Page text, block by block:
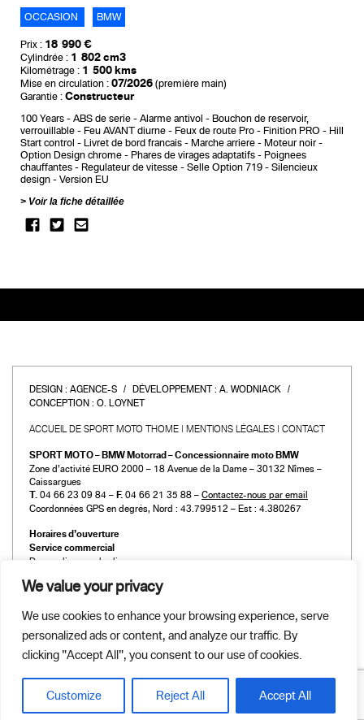
We value your privacy
We use cookies to enhance your browsing experience, serve
personalized ads or content, and analyze our traffic. By
clicking "Accept All", you consent to our use of cookies.
Customize Reject All Accept All
OCCASION BMW
Prix : 18 990 €
Cylindrée : 1 802 cm3
Kilométrage : 1 500 kms
Mise en circulation : 07/2026 (première main)
Garantie : Constructeur
100 Years ABS de serie Alarme antivol
Bouchon de reservoir,
verrouillable
Feu AVANT diurne Feux de route Pro Finition PRO
Hill
Start control
Livret de bord francais Marche arriere
Moteur noir
Option Design chrome
Phares de virages adaptatifs
Poignees
chauffantes
Regulateur de vitesse Selle Option 719
Silencieux
design
Version EU
Voir la fiche détaillée
DESIGN : AGENCE-S DÉVELOPPEMENT : A. WODNIACK
CONCEPTION : O. LOYNET
ACCUEIL DE SPORT MOTO THOME MENTIONS LÉGALES CONTACT
SPORT MOTO – BMW Motorrad – Concessionnaire moto BMW
Zone d’activité EURO 2000 – 18 Avenue de la Dame – 30132 Nîmes –
Caissargues
T. 04 66 23 09 84 – F. 04 66 21 35 88 – Contactez-nous par email
Coordonnées GPS en degrés, Nord : 43.799512 – Est : 4.380267
Horaires d’ouverture
Service commercial
Du mardi au vendredi :
Le samedi :
Du mardi au vendredi :
de 9h00 à 12h00 et de 14h00 à 19h00
de 9h00 à 12h00 et de 14h00 à 18h00